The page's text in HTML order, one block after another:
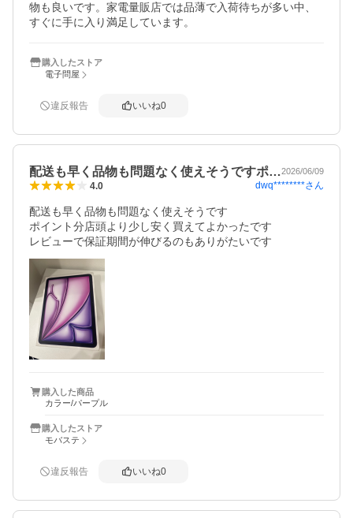
物も良いです。家電量販店では品薄で入荷待ちが多い中、
すぐに手に入り満足しています。
購入したストア
電子問屋
違反報告 いいね0
配送も早く品物も問題なく使えそうですポ…2026/06/09
4.0 dwq********さん
配送も早く品物も問題なく使えそうです
ポイント分店頭より少し安く買えてよかったです
購入した商品
カラー/パープル
購入したストア
モバステ
違反報告 いいね0